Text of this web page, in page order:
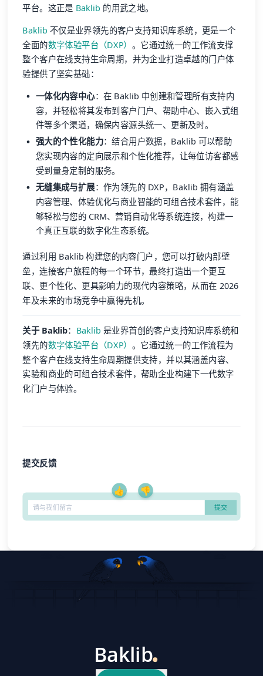
平台。这正是 Baklib 的用武之地。
Baklib 不仅是业界领先的客户支持知识库系统，更是一个
全面的数字体验平台（DXP） 。它通过统一的工作流支撑
整个客户在线支持生命周期，并为企业打造卓越的门户体
验提供了坚实基础：
一体化内容中心：在 Baklib 中创建和管理所有支持内
容，并轻松将其发布到客户门户、帮助中心、嵌入式组
件等多个渠道，确保内容源头统一、更新及时。
强大的个性化能力：结合用户数据，Baklib 可以帮助
您实现内容的定向展示和个性化推荐，让每位访客都感
受到量身定制的服务。
无缝集成与扩展：作为领先的 DXP，Baklib 拥有涵盖
内容管理、体验优化与商业智能的可组合技术套件，能
够轻松与您的 CRM、营销自动化等系统连接，构建一
个真正互联的数字化生态系统。
通过利用 Baklib 构建您的内容门户，您可以打破内部壁
垒，连接客户旅程的每一个环节，最终打造出一个更互
联、更个性化、更具影响力的现代内容策略，从而在 2026
年及未来的市场竞争中赢得先机。
关于 Baklib： Baklib 是业界首创的客户支持知识库系统和
领先的数字体验平台（DXP） 。它通过统一的工作流程为
整个客户在线支持生命周期提供支持，并以其涵盖内容、
实验和商业的可组合技术套件，帮助企业构建下一代数字
化门户与体验。
提交反馈
👍 👎